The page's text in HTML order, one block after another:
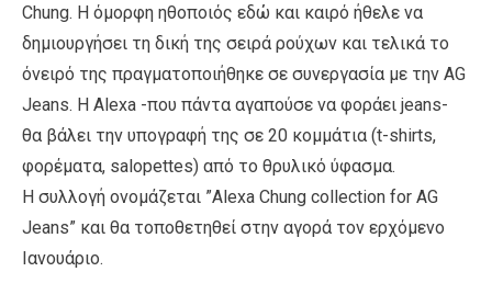
Chung. Η όμορφη ηθοποιός εδώ και καιρό ήθελε να
δημιουργήσει τη δική της σειρά ρούχων και τελικά το
όνειρό της πραγματοποιήθηκε σε συνεργασία με την AG
Jeans. H Alexa -που πάντα αγαπούσε να φοράει jeans-
θα βάλει την υπογραφή της σε 20 κομμάτια (t-shirts,
φορέματα, salopettes) από το θρυλικό ύφασμα.
Η συλλογή ονομάζεται ”Alexa Chung collection for AG
Jeans” και θα τοποθετηθεί στην αγορά τον ερχόμενο
Ιανουάριο.